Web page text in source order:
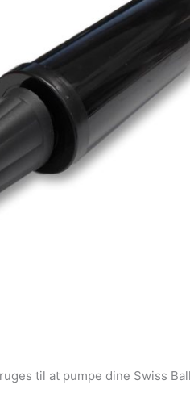
til at pumpe dine Swiss